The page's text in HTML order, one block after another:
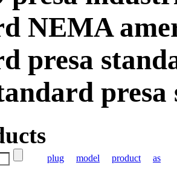
NEMA
presa
plug model product as